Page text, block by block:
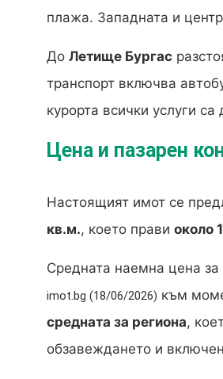
плажа. Западната и
До Летище Бургас
транспорт включва
курорта всички услуги
Цена и пазарен
Настоящият имот се
кв.м., което прави около
Средната наемна цена за
imot.bg (18/06/2026) към
средната за региона,
обзавеждането и